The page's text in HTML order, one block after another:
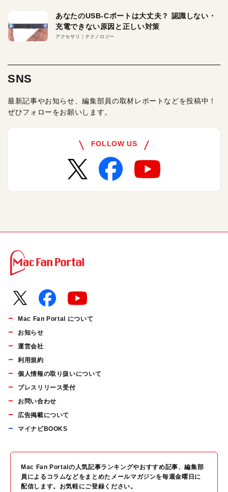
あなたのUSB-Cポートは大丈夫？ 認識しない・
充電できない原因と正しい対策
アクセサリ テクノロジー
SNS
最新記事やお知らせ、編集部員の取材レポートなどを投稿中！
ぜひフォローをお願いします。
FOLLOW US
Mac Fan Portal について
お知らせ
運営会社
利用規約
個人情報の取り扱いについて
プレスリリース受付
お問い合わせ
広告掲載について
マイナビBOOKS
Mac Fan Portalの人気記事ランキングやおすすめ記事、編集部
員によるコラムなどをまとめたメールマガジンを毎週金曜日に
配信します。お気軽にご登録ください。